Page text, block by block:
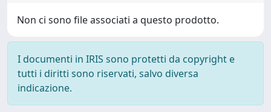
Non ci sono file associati a questo prodotto.
I documenti in IRIS sono protetti da copyright e
tutti i diritti sono riservati, salvo diversa
indicazione.